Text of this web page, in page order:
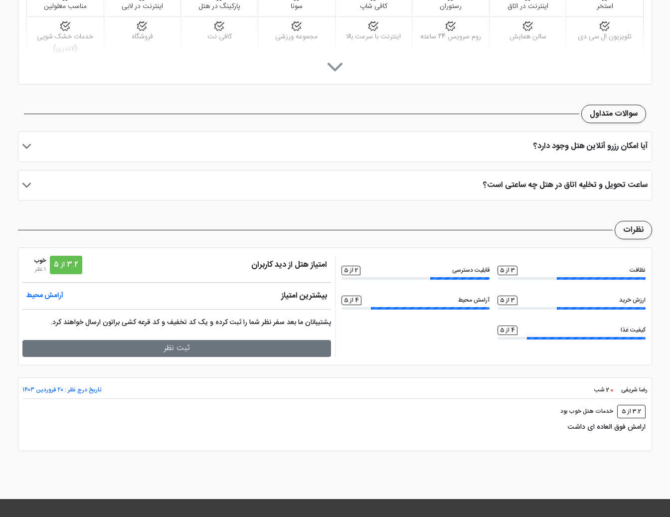
استخر اینترنت در اتاق رستوران کافی شاپ سونا پارکینگ در هتل اینترنت در لابی مناسب معلولین
تلویزیون ال سی دی سالن همایش روم سرویس 24 ساعته اینترنت با سرعت بالا مجموعه ورزشی کافی نت فروشگاه
خدمات خشک شویی
(لاندری)
سوالات متداول
آیا امکان رزرو آنلاین هتل وجود دارد؟
بله، با انتخاب تاریخ ورود و خروج، نوع اتاق و تعداد نفرات می توانید پس از پرداخت در درگاه بانکی، رزرو آنلاین خود را نهایی و واچر هتل را دریافت نمایید.
ساعت تحویل و تخلیه اتاق در هتل چه ساعتی است؟
ساعت تحویل اتاق ساعت 2 بعد از ظهر و ساعت تخلیه اتاق 12 ظهر می باشد
نظرات
نظافت 3 از 5 قابلیت دسترسی 2 از 5
ارزش خرید 3 از 5 آرامش محیط 4 از 5
کیفیت غذا 4 از 5
امتیاز هتل از دید کاربران 3.2 از 5
خوب
1 نظر
بیشترین امتیاز آرامش محیط
پشتیبانان ما بعد سفر نظر شما را ثبت کرده و یک کد تخفیف و کد قرعه کشی براتون ارسال خواهند کرد.
ثبت نظر
رضا شریفی 2 شب تاریخ درج نظر : ۲۰ فروردین ۱۴۰۳
3.2 از 5 خدمات هتل خوب بود
ارامش فوق العاده ای داشت